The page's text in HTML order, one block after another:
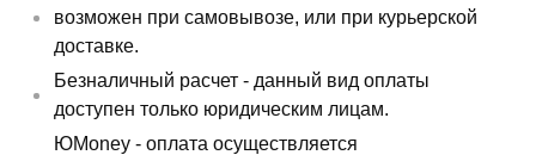
возможен при самовывозе, или при курьерской
доставке.
Безналичный расчет - данный вид оплаты
доступен только юридическим лицам.
ЮMoney - оплата осуществляется